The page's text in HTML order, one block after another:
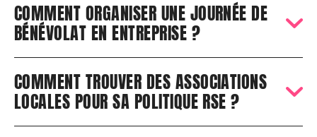
COMMENT ORGANISER UNE JOURNÉE DE
BÉNÉVOLAT EN ENTREPRISE ?
COMMENT TROUVER DES ASSOCIATIONS
LOCALES POUR SA POLITIQUE RSE ?